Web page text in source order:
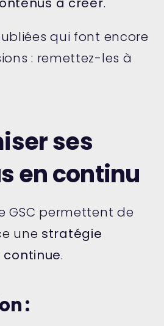
qui font encore
: remettez-les à
ses
en continu
GSC permettent de
une stratégie
continue.
: